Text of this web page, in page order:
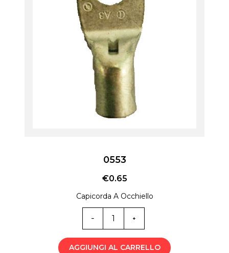
0553
€0.65
Capicorda A Occhiello
0553
quantità
AGGIUNGI AL CARRELLO